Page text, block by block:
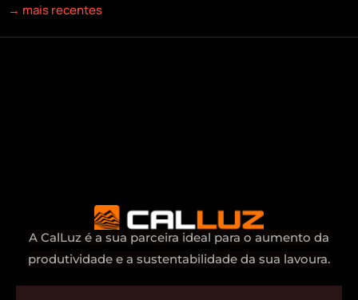
→ mais recentes
A CalLuz é a sua parceira ideal para o aumento da
produtividade e a sustentabilidade da sua lavoura.